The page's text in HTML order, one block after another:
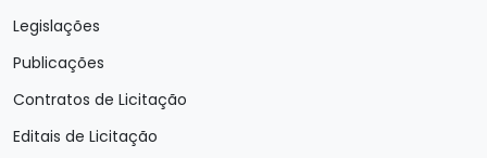
Legislações
Publicações
Contratos de Licitação
Editais de Licitação